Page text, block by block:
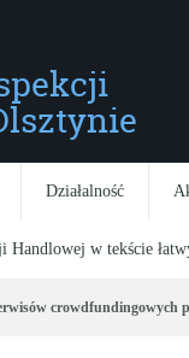
Działalność
Handlowej w tekście
crowdfundingowych